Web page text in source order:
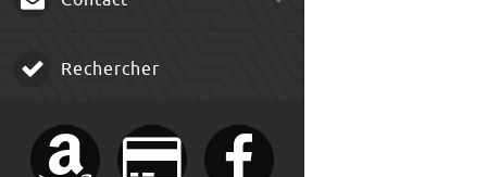
Rechercher